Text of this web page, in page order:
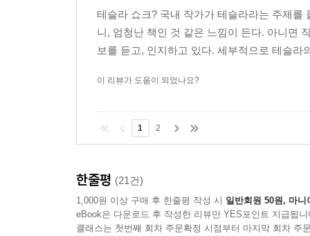
테슬라 쇼크? 국내 작가가 테슬라라는 주제를
니, 엄청난 책인 것 같은 느낌이 든다. 아니면
보를 듣고, 인지하고 있다. 세부적으로 테슬
이 리뷰가 도움이 되었나요?
1 2
한줄평 (21건)
1,000원 이상 구매 후 한줄평 작성 시 일반회원 50원, 마니
eBook은 다운로드 후 작성한 리뷰만 YES포인트 지급됩니
클래스는 첫번째 회차 주문확정 시점부터 마지막 회차 주